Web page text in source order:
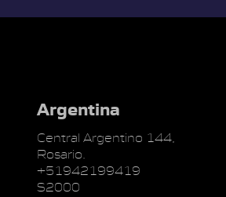
Argentina
Central Argentino 144,
Rosario.
+51942199419
S2000